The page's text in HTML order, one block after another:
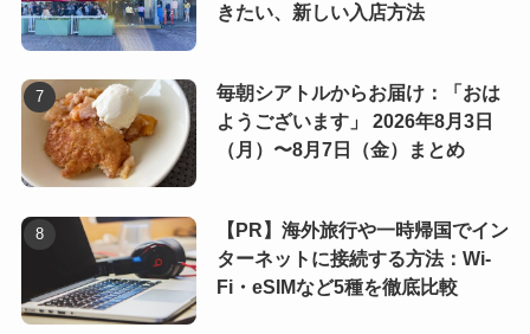
きたい、新しい入店方法
毎朝シアトルからお届け：「おは
ようございます」 2026年8月3日
（月）〜8月7日（金）まとめ
【PR】海外旅行や一時帰国でイン
ターネットに接続する方法：Wi-
Fi・eSIMなど5種を徹底比較